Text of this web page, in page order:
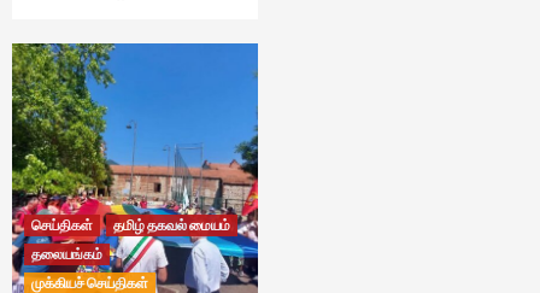
செய்திகள்
தமிழ் தகவல் மையம்
தலையங்கம்
முக்கியச் செய்திகள்